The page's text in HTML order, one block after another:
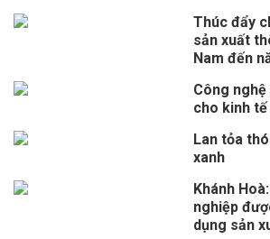
Thúc đẩy
sản xuất
Nam đến
Công
cho kinh
Lan tỏa
xanh
Khánh
nghiệp
dụng sản